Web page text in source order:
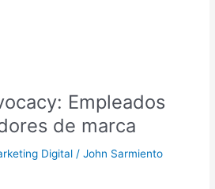
Empleados
de marca
Digital /John Sarmiento